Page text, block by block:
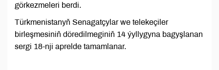
görkezmeleri berdi.
Türkmenistanyň Senagatçylar we telekeçiler
birleşmesiniň döredilmeginiň 14 ýyllygyna bagyşlanan
sergi 18-nji aprelde tamamlanar.